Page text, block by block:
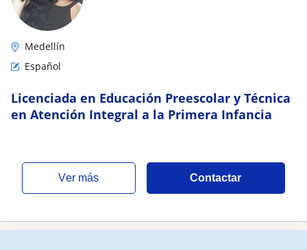
Medellín
Español
Licenciada en Educación Preescolar y Técnica
en Atención Integral a la Primera Infancia
ver más Contactar